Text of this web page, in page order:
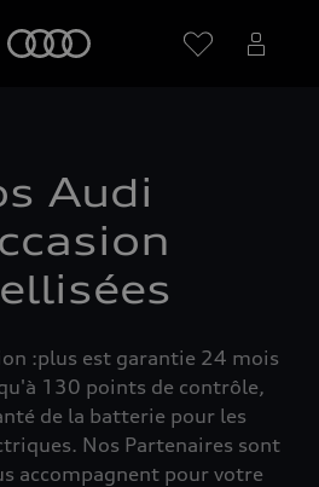
Audi
:plus est garantie 24 mois
130 points de contrôle,
de la batterie pour les
Nos Partenaires sont
accompagnent pour votre